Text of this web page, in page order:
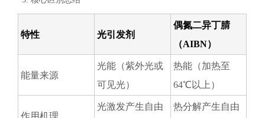
特性 光引发剂
偶氮二异丁腈
（AIBN）
能量来源
光能（紫外光或
可见光）
热能（加热至
64℃以上）
作用机理
光激发产生自由
热分解产生自由